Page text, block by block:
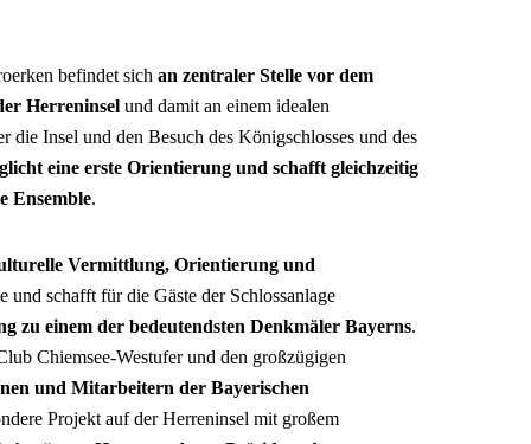
befindet sich an zentraler Stelle vor dem
Herreninsel und damit an einem idealen
die Insel und den Besuch des Königschlosses und des
eine erste Orientierung und schafft gleichzeitig
Ensemble.
Vermittlung, Orientierung und
schafft für die Gäste der Schlossanlage
zu einem der bedeutendsten Denkmäler Bayerns.
Chiemsee-Westufer und den großzügigen
und Mitarbeitern der Bayerischen
Projekt auf der Herreninsel mit großem